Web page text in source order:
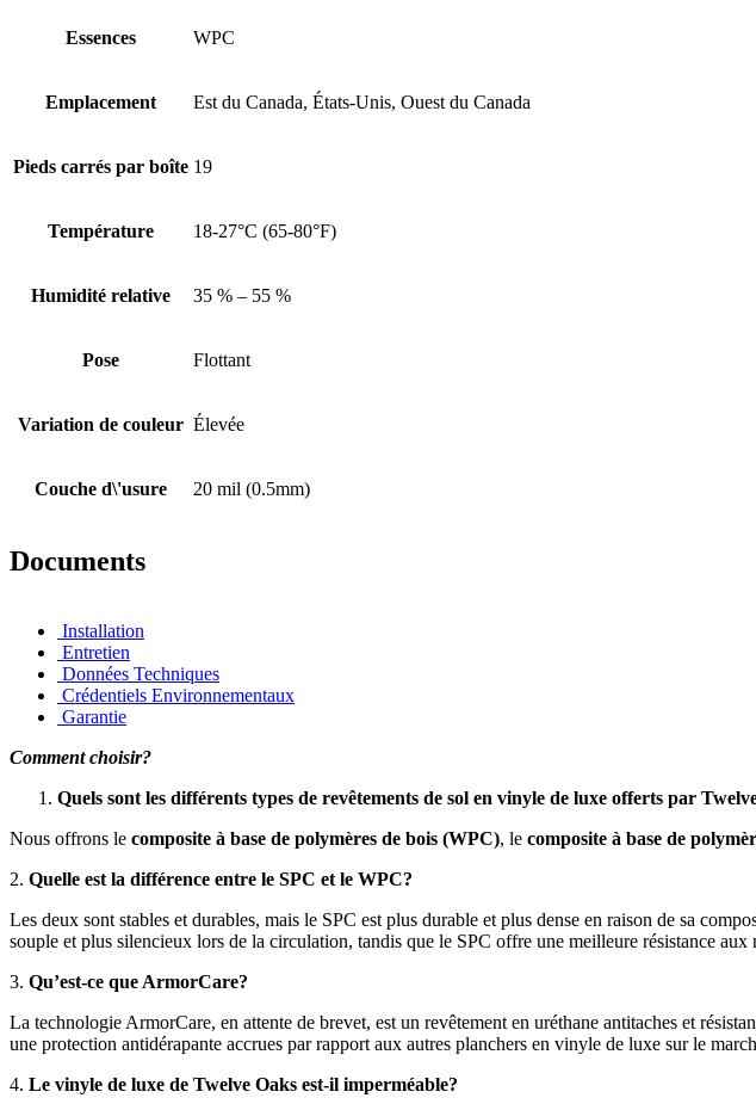
Essences WPC
Emplacement Est du Canada, États-Unis, Ouest du Canada
Pieds carrés par boîte 19
Température 18-27°C (65-80°F)
Humidité relative 35 % – 55 %
Pose Flottant
Variation de couleur Élevée
Couche d\'usure 20 mil (0.5mm)
Documents
Installation
Entretien
Données Techniques
Crédentiels Environnementaux
Garantie
Comment choisir?
Quels sont les différents types de revêtements de sol en vinyle de luxe offerts par
Nous offrons le composite à base de polymères de bois (WPC), le composite à base de
2. Quelle est la différence entre le SPC et le WPC?
Les deux sont stables et durables, mais le SPC est plus durable et plus dense en raison de sa
souple et plus silencieux lors de la circulation, tandis que le SPC offre une meilleure résistance aux
3. Qu’est-ce que ArmorCare?
La technologie ArmorCare, en attente de brevet, est un revêtement en uréthane antitaches et
une protection antidérapante accrues par rapport aux autres planchers en vinyle de luxe sur le
4. Le vinyle de luxe de Twelve Oaks est-il imperméable?